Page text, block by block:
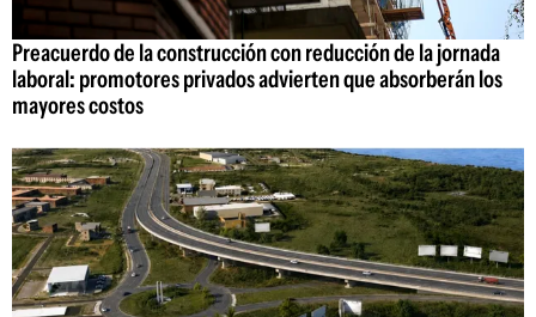
Preacuerdo de la construcción con reducción de la jornada
laboral: promotores privados advierten que absorberán los
mayores costos